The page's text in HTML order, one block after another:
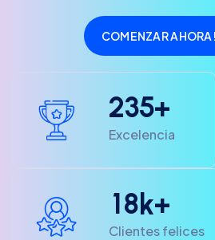
COMENZAR AHORA!
235+
Excelencia
18k+
Clientes felices